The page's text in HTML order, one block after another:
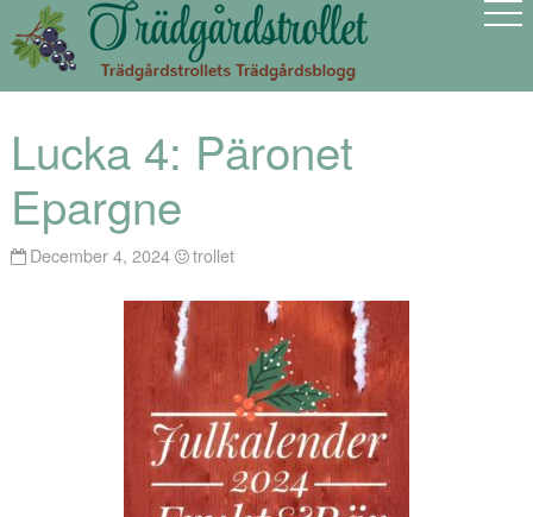
Lucka 4: Päronet
Epargne
December 4, 2024 trollet